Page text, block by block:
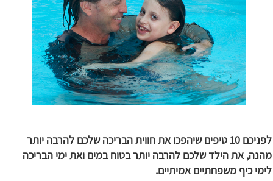
לפניכם 10 טיפים שיהפכו את חווית הבריכה שלכם להרבה יותר
מהנה, את הילד שלכם להרבה יותר בטוח במים ואת ימי הבריכה
לימי כיף משפחתיים אמיתיים.